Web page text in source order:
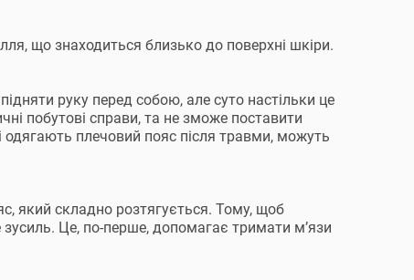
що знаходиться близько до поверхні шкіри.
руку перед собою, але суто настільки це
побутові справи, та не зможе поставити
одягають плечовий пояс після травми, можуть
який складно розтягується. Тому, щоб
зусиль. Це, по-перше, допомагає тримати м’язи